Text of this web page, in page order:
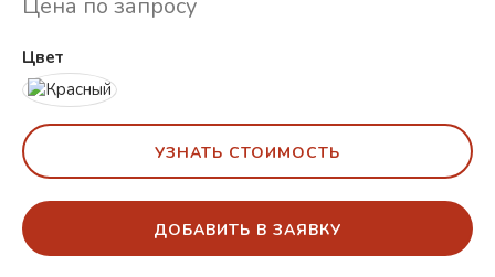
Цена по запросу
Цвет
УЗНАТЬ СТОИМОСТЬ
ДОБАВИТЬ В ЗАЯВКУ